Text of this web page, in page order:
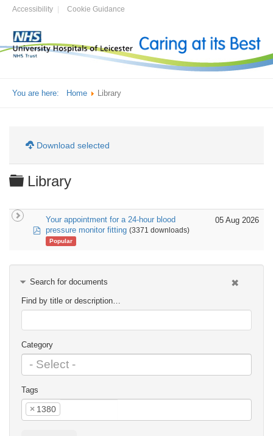
Accessibility Cookie Guidance
You are here: Home Library
Download selected
Folder
Library
pdf
Your appointment for a 24-hour blood
pressure monitor fitting (3371 downloads)
Popular
05 Aug 2026
Search for documents
Find by title or description…
Category
Tags
× 1380